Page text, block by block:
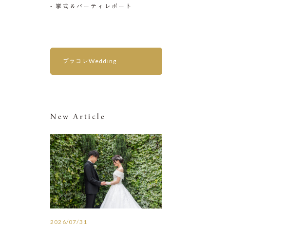
- 挙式＆パーティレポート
プラコレWedding
New Article
2026/07/31